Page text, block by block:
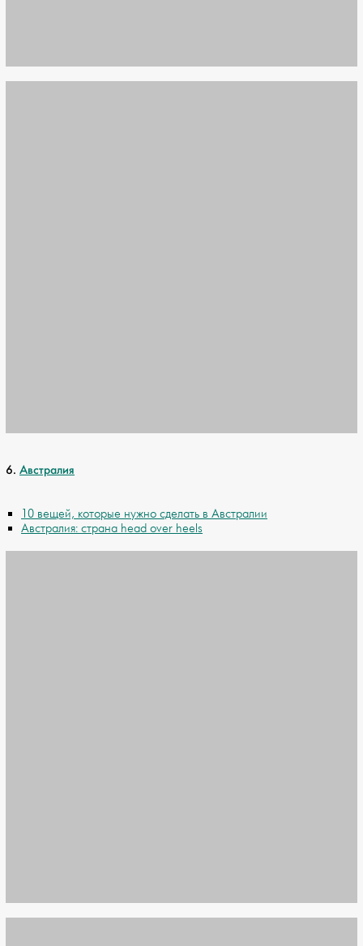
6. Австралия
10 вещей, которые нужно сделать в Австралии
Австралия: страна head over heels